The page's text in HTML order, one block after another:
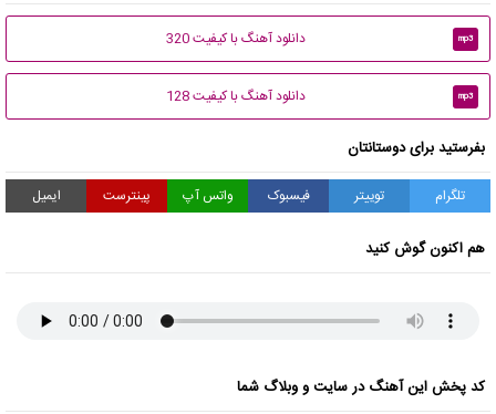
mp3 دانلود آهنگ با کیفیت 320
mp3 دانلود آهنگ با کیفیت 128
بفرستید برای دوستانتان
تلگرام توییتر فیسبوک واتس آپ پینترست ایمیل
هم اکنون گوش کنید
کد پخش این آهنگ در سایت و وبلاگ شما